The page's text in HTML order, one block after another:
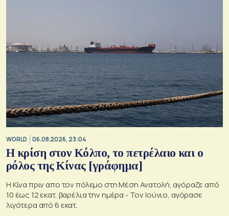
WORLD 06.08.2026, 23:04
Η κρίση στoν Κόλπο, το πετρέλαιο και ο
ρόλος της Κίνας [γράφημα]
Η Κίνα πριν απο τον πόλεμο στη Μέση Ανατολή, αγόραζε από
10 έως 12 εκατ. βαρέλια την ημέρα - Τον Ιούνιο, αγόρασε
λιγότερα από 6 εκατ.